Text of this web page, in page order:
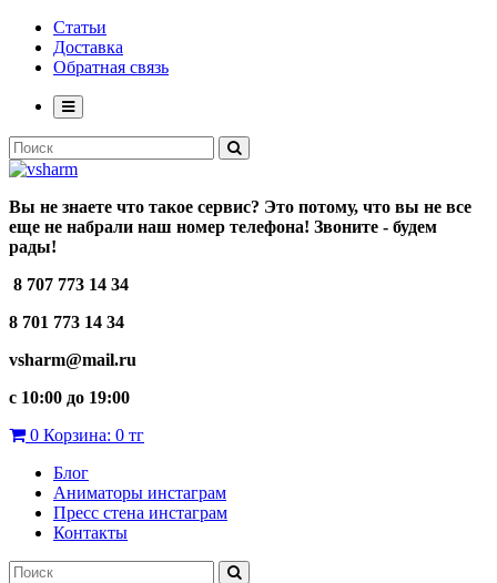
Статьи
Доставка
Обратная связь
Вы не знаете что такое сервис? Это потому, что вы не все
еще не набрали наш номер телефона! Звоните - будем
рады!
8 707 773 14 34
8 701 773 14 34
vsharm@mail.ru
c 10:00 до 19:00
0 Корзина: 0 тг
Блог
Аниматоры инстаграм
Пресс стена инстаграм
Контакты